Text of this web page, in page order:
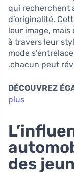
qui recherchent
d’originalité.
leur image, mais
à travers leur
mode
chacun peut
DÉCOUVREZ
plus
des